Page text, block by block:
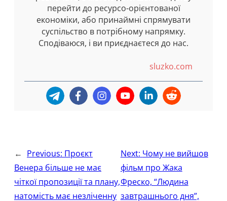
перейти до ресурсо-орієнтованої
економіки, або принаймні спрямувати
суспільство в потрібному напрямку.
Сподіваюся, і ви приєднаєтеся до нас.
sluzko.com
← Previous: Проєкт
Венера більше не має
чіткої пропозиції та плану,
натомість має незліченну
Next: Чому не вийшов
фільм про Жака
Фреско, “Людина
завтрашнього дня”,